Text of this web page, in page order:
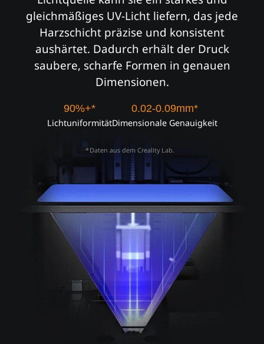
gleichmäßiges UV-Licht liefern, das jede
Harzschicht präzise und konsistent
aushärtet. Dadurch erhält der Druck
saubere, scharfe Formen in genauen
Dimensionen.
90%+*
Lichtuniformität
0.02-0.09mm*
Dimensionale Genauigkeit
Daten aus dem Creality Lab.